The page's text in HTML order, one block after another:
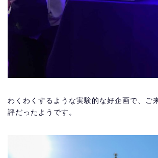
わくわくするような実験的な好企画で、ご
評だったようです。